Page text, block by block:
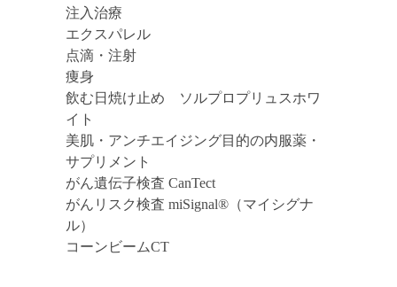
注入治療
エクスパレル
点滴・注射
痩身
飲む日焼け止め ソルプロプリュスホワ
イト
美肌・アンチエイジング目的の内服薬・
サプリメント
がん遺伝子検査 CanTect
がんリスク検査 miSignal®（マイシグナ
ル）
コーンビームCT